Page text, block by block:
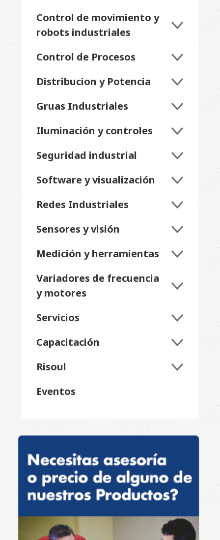
Control de movimiento y
robots industriales
Control de Procesos
Distribucion y Potencia
Gruas Industriales
Iluminación y controles
Seguridad industrial
Software y visualización
Redes Industriales
Sensores y visión
Medición y herramientas
Variadores de frecuencia
y motores
Servicios
Capacitación
Risoul
Eventos